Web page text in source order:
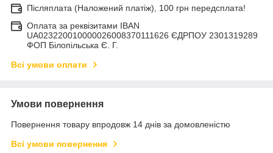
Післяплата (Наложений платіж), 100 грн передсплата!
Оплата за реквізитами IBAN
UA023220010000026008370111626 ЄДРПОУ 2301319289
ФОП Білопільська Є. Г.
Всі умови оплати
Умови повернення
Повернення товару впродовж 14 днів за домовленістю
Всі умови повернення